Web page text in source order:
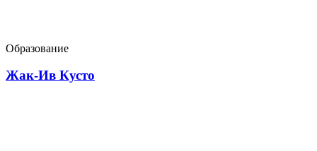
Образование
Жак-Ив Кусто